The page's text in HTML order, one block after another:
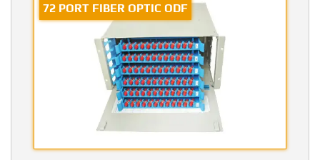
72 PORT FIBER OPTIC ODF